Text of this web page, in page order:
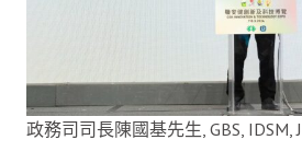
政務司司長陳國基先生, GBS, IDSM,